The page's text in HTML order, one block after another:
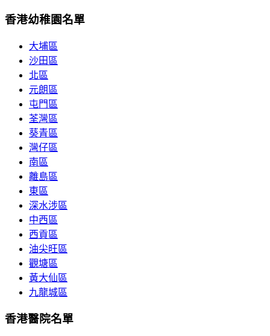
香港幼稚園名單
大埔區
沙田區
北區
元朗區
屯門區
荃灣區
葵青區
灣仔區
南區
離島區
東區
深水涉區
中西區
西貢區
油尖旺區
觀塘區
黃大仙區
九龍城區
香港醫院名單